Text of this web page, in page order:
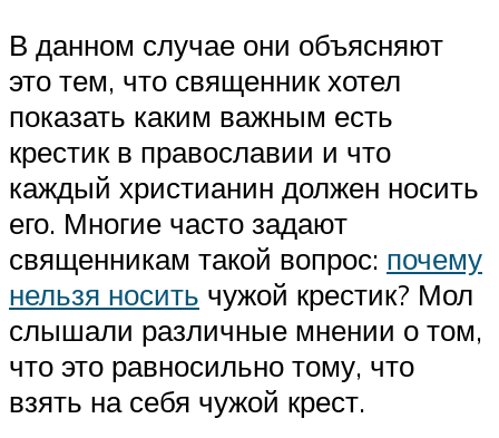
В данном случае они объясняют
это тем, что священник хотел
показать каким важным есть
крестик в православии и что
каждый христианин должен носить
его. Многие часто задают
священникам такой вопрос: почему
нельзя носить чужой крестик? Мол
слышали различные мнении о том,
что это равносильно тому, что
взять на себя чужой крест.